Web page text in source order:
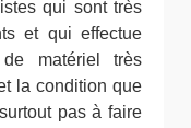
qui sont très
et qui effectue
matériel très
la condition que
pas à faire